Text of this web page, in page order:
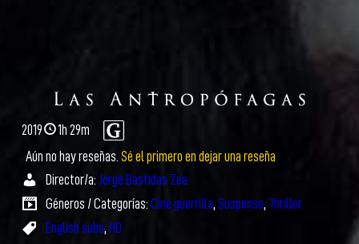
2019
1h 29m
Aún no hay reseñas. Sé el primero en dejar una reseña
Director/a: Jorge Bastidas Zea
Géneros / Categorías: Cine guerrilla, Suspenso, Thriller
English subs, HD